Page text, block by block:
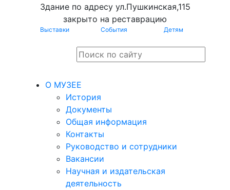
Здание по адресу ул.Пушкинская,115
закрыто на реставрацию
Выставки События Детям
О МУЗЕЕ
История
Документы
Общая информация
Контакты
Руководство и сотрудники
Вакансии
Научная и издательская
деятельность